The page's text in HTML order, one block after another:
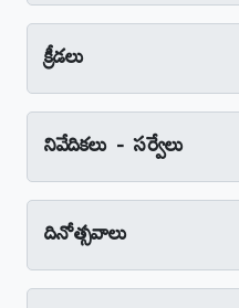
క్రీడలు
నివేదికలు - సర్వేలు
దినోత్సవాలు